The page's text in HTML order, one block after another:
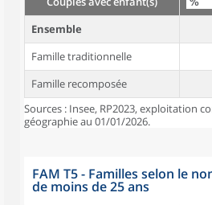
Ensemble
Famille traditionnelle
Famille recomposée
Sources : Insee, RP2023, exploitation
géographie au 01/01/2026.
FAM T5 - Familles selon le
de moins de 25 ans